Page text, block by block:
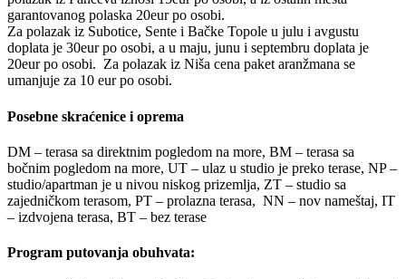
garantovanog polaska 20eur po osobi.
Za polazak iz Subotice, Sente i Bačke Topole u julu i avgustu
doplata je 30eur po osobi, a u maju, junu i septembru doplata je
20eur po osobi. Za polazak iz Niša cena paket aranžmana se
umanjuje za 10 eur po osobi.
Posebne skraćenice i oprema
DM – terasa sa direktnim pogledom na more, BM – terasa sa
bočnim pogledom na more, UT – ulaz u studio je preko terase, NP –
studio/apartman je u nivou niskog prizemlja, ZT – studio sa
zajedničkom terasom, PT – prolazna terasa, NN – nov nameštaj, IT
– izdvojena terasa, BT – bez terase
Program putovanja obuhvata: